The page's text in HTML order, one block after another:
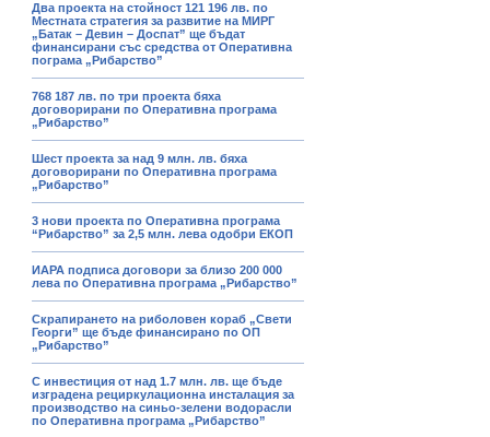
Два проекта на стойност 121 196 лв. по
Местната стратегия за развитие на МИРГ
„Батак – Девин – Доспат” ще бъдат
финансирани със средства от Оперативна
пограма „Рибарство”
768 187 лв. по три проекта бяха
договорирани по Оперативна програма
„Рибарство”
Шест проекта за над 9 млн. лв. бяха
договорирани по Оперативна програма
„Рибарство”
3 нови проекта по Оперативна програма
“Рибарство” за 2,5 млн. лева одобри ЕКОП
ИАРА подписа договори за близо 200 000
лева по Оперативна програма „Рибарство”
Скрапирането на риболовен кораб „Свети
Георги” ще бъде финансирано по ОП
„Рибарство”
С инвестиция от над 1.7 млн. лв. ще бъде
изградена рециркулационна инсталация за
производство на синьо-зелени водорасли
по Оперативна програма „Рибарство”